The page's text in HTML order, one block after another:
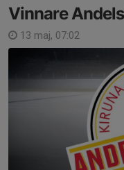
Vinnare
13 maj, 07:02